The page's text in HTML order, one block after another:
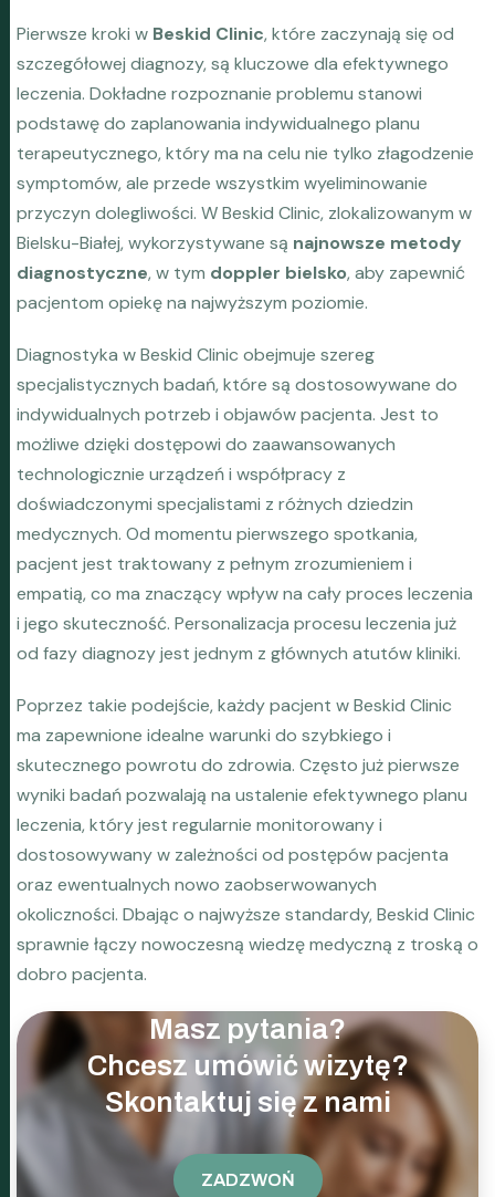
Pierwsze kroki w Beskid Clinic, które zaczynają się od
szczegółowej diagnozy, są kluczowe dla efektywnego
leczenia. Dokładne rozpoznanie problemu stanowi
podstawę do zaplanowania indywidualnego planu
terapeutycznego, który ma na celu nie tylko złagodzenie
symptomów, ale przede wszystkim wyeliminowanie
przyczyn dolegliwości. W Beskid Clinic, zlokalizowanym w
Bielsku-Białej, wykorzystywane są najnowsze metody
diagnostyczne, w tym doppler bielsko, aby zapewnić
pacjentom opiekę na najwyższym poziomie.
Diagnostyka w Beskid Clinic obejmuje szereg
specjalistycznych badań, które są dostosowywane do
indywidualnych potrzeb i objawów pacjenta. Jest to
możliwe dzięki dostępowi do zaawansowanych
technologicznie urządzeń i współpracy z
doświadczonymi specjalistami z różnych dziedzin
medycznych. Od momentu pierwszego spotkania,
pacjent jest traktowany z pełnym zrozumieniem i
empatią, co ma znaczący wpływ na cały proces leczenia
i jego skuteczność. Personalizacja procesu leczenia już
od fazy diagnozy jest jednym z głównych atutów kliniki.
Poprzez takie podejście, każdy pacjent w Beskid Clinic
ma zapewnione idealne warunki do szybkiego i
skutecznego powrotu do zdrowia. Często już pierwsze
wyniki badań pozwalają na ustalenie efektywnego planu
leczenia, który jest regularnie monitorowany i
dostosowywany w zależności od postępów pacjenta
oraz ewentualnych nowo zaobserwowanych
okoliczności. Dbając o najwyższe standardy, Beskid Clinic
sprawnie łączy nowoczesną wiedzę medyczną z troską o
dobro pacjenta.
Masz pytania?
Chcesz umówić wizytę?
Skontaktuj się z nami
ZADZWOŃ